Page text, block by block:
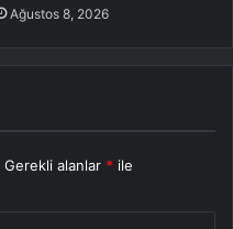
Ağustos 8, 2026
Gerekli alanlar * ile